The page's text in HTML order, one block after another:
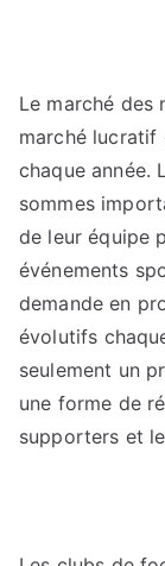
Le marché des
marché lucratif
chaque année.
sommes
de leur équipe
événements
demande en
évolutifs
seulement un
une forme de
supporters et